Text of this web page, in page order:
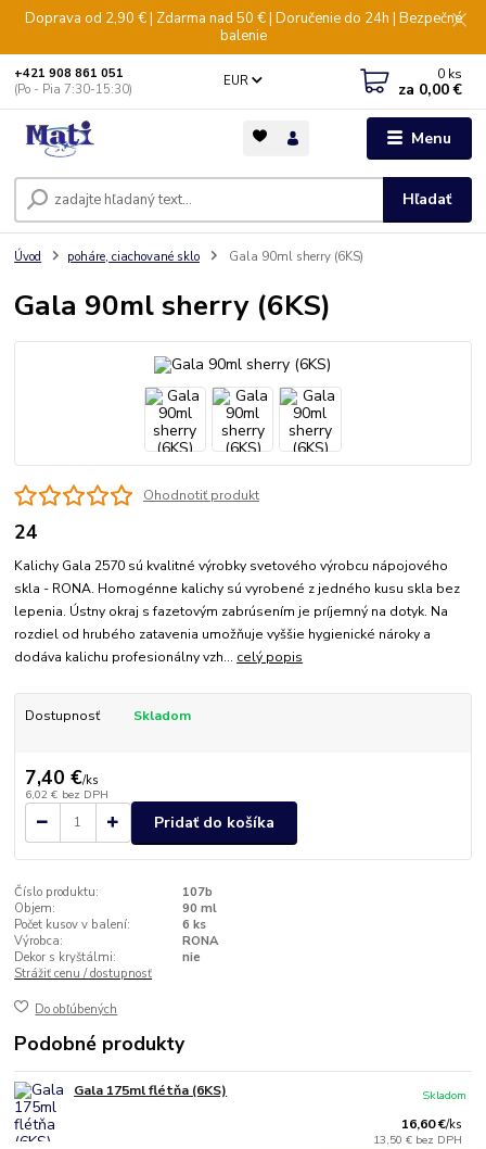
Doprava od 2,90 € | Zdarma nad 50 € | Doručenie do 24h | Bezpečné
balenie
Menu
EUR
Hľadať
+421 908 861 051
(Po - Pia 7:30-15:30)
0 ks
za 0,00 €
Úvod poháre, ciachované sklo Gala 90ml sherry (6KS)
Gala 90ml sherry (6KS)
Ohodnotiť produkt
24
Kalichy Gala 2570 sú kvalitné výrobky svetového výrobcu nápojového
skla - RONA. Homogénne kalichy sú vyrobené z jedného kusu skla bez
lepenia. Ústny okraj s fazetovým zabrúsením je príjemný na dotyk. Na
rozdiel od hrubého zatavenia umožňuje vyššie hygienické nároky a
dodáva kalichu profesionálny vzh... celý popis
Dostupnosť Skladom
7,40 €/ks
6,02 € bez DPH
Pridať do košíka
Číslo produktu:
107b
Objem:
90 ml
Počet kusov v balení:
6 ks
Výrobca:
RONA
Dekor s kryštálmi:
nie
Strážiť cenu / dostupnosť
Do obľúbených
Podobné produkty
Gala 175ml flétňa (6KS)
16,60 €/ks
13,50 € bez DPH
Skladom